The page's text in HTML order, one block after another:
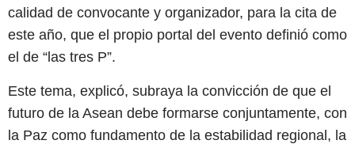
calidad de convocante y organizador, para la cita de
este año, que el propio portal del evento definió como
el de “las tres P”.
Este tema, explicó, subraya la convicción de que el
futuro de la Asean debe formarse conjuntamente, con
la Paz como fundamento de la estabilidad regional, la